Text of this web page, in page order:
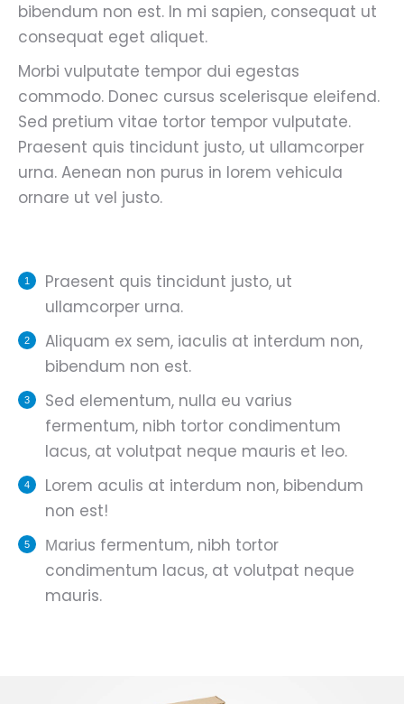
bibendum non est. In mi sapien, consequat ut
consequat eget aliquet.
Morbi vulputate tempor dui egestas
commodo. Donec cursus scelerisque eleifend.
Sed pretium vitae tortor tempor vulputate.
Praesent quis tincidunt justo, ut ullamcorper
urna. Aenean non purus in lorem vehicula
ornare ut vel justo.
Praesent quis tincidunt justo, ut
ullamcorper urna.
Aliquam ex sem, iaculis at interdum non,
bibendum non est.
Sed elementum, nulla eu varius
fermentum, nibh tortor condimentum
lacus, at volutpat neque mauris et leo.
Lorem aculis at interdum non, bibendum
non est!
Мarius fermentum, nibh tortor
condimentum lacus, at volutpat neque
mauris.